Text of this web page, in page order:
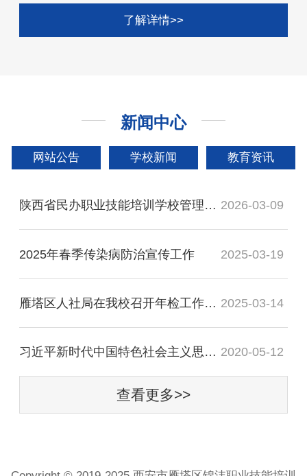
了解详情>>
新闻中心
网站公告 学校新闻 教育资讯
陕西省民办职业技能培训学校管理办法 2026-03-09
2025年春季传染病防治宣传工作 2025-03-19
雁塔区人社局在我校召开年检工作推进会 2025-03-14
习近平新时代中国特色社会主义思想与形势与政 2020-05-12
查看更多>>